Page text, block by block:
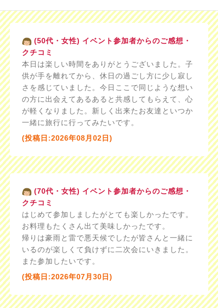
(50代・女性) イベント参加者からのご感想・
クチコミ
本日は楽しい時間をありがとうございました。子
供が手を離れてから、休日の過ごし方に少し寂し
さを感じていました。今日ここで同じような想い
の方に出会えてあるあると共感してもらえて、心
が軽くなりました。新しく出来たお友達といつか
一緒に旅行に行ってみたいです。
(投稿日:2026年08月02日)
(70代・女性) イベント参加者からのご感想・
クチコミ
はじめて参加しましたがとても楽しかったです。
お料理もたくさん出て美味しかったです。
帰りは豪雨と雷で悪天候でしたが皆さんと一緒に
いるのが楽しくて負けずに二次会にいきました。
また参加したいです。
(投稿日:2026年07月30日)